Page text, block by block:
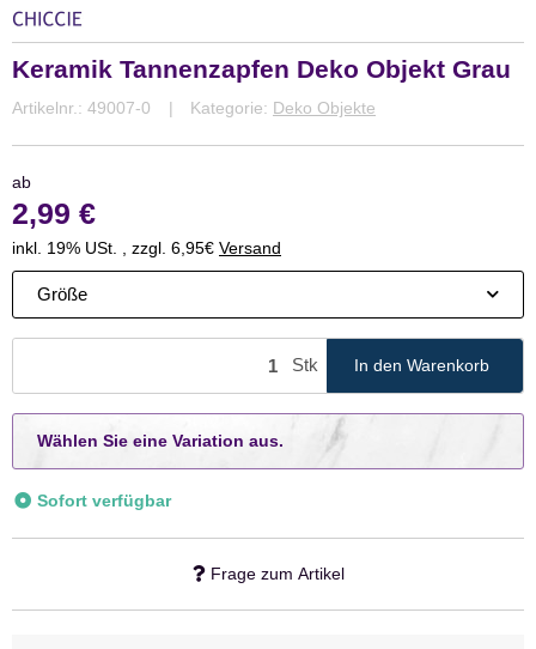
Keramik Tannenzapfen Deko Objekt Grau
Artikelnr.: 49007-0 Kategorie: Deko Objekte
ab
2,99 €
inkl. 19% USt. , zzgl. 6,95€ Versand
Größe
Stk In den Warenkorb
x
Wählen Sie eine Variation aus.
Sofort verfügbar
Frage zum Artikel